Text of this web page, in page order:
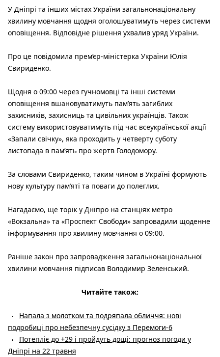
У Дніпрі та інших містах України загальнонаціональну
хвилину мовчання щодня оголошуватимуть через системи
оповіщення. Відповідне рішення ухвалив уряд України.
Про це повідомила прем’єр-міністерка України Юлія
Свириденко.
Щодня о 09:00 через гучномовці та інші системи
оповіщення вшановуватимуть пам’ять загиблих
захисників, захисниць та цивільних українців. Також
систему використовуватимуть під час всеукраїнської акції
«Запали свічку», яка проходить у четверту суботу
листопада в пам’ять про жертв Голодомору.
За словами Свириденко, таким чином в Україні формують
нову культуру пам’яті та поваги до полеглих.
Нагадаємо, ще торік у Дніпро на станціях метро
«Вокзальна» та «Проспект Свободи» запровадили щоденне
інформування про хвилину мовчання о 09:00.
Раніше закон про запровадження загальнонаціональної
хвилини мовчання підписав Володимир Зеленський.
Читайте також:
Напала з молотком та подряпала обличчя: нові
подробиці про небезпечну сусідку з Перемоги-6
Потепліє до +29 і пройдуть дощі: прогноз погоди у
Дніпрі на 22 травня